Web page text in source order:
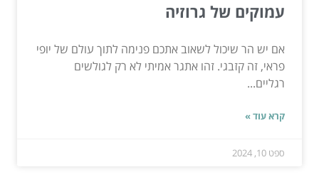
עמוקים של גרוזיה
אם יש הר שיכול לשאוב אתכם פנימה לתוך עולם של יופי
פראי, זה קזבגי. זהו אתגר אמיתי לא רק לגולשים
רגליים...
קרא עוד »
ספט 10, 2024